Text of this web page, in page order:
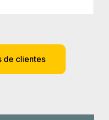
de clientes